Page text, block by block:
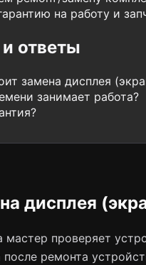
на работу и
ответы
замена дисплея
занимает работа?
дисплея
мастер проверяет
после ремонта